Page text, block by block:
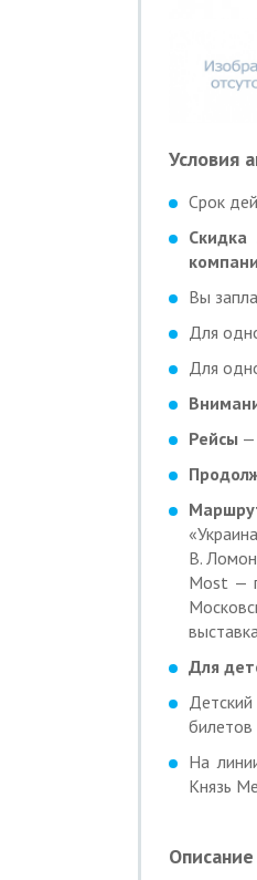
Условия
Срок
Скидка
Вы
Для
Для
Рейсы —
В.
Most —
Для
билетов
На
Князь
Описание